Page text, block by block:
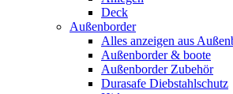
Deck
Außenborder
Alles anzeigen aus
Außenborder & boote
Außenborder Zubehör
Durasafe Diebstahlschutz